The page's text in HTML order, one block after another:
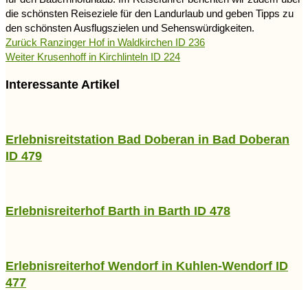
die schönsten Reiseziele für den Landurlaub und geben Tipps zu
den schönsten Ausflugszielen und Sehenswürdigkeiten.
Zurück Ranzinger Hof in Waldkirchen ID 236
Weiter Krusenhoff in Kirchlinteln ID 224
Interessante Artikel
Erlebnisreitstation Bad Doberan in Bad Doberan
ID 479
Erlebnisreiterhof Barth in Barth ID 478
Erlebnisreiterhof Wendorf in Kuhlen-Wendorf ID
477